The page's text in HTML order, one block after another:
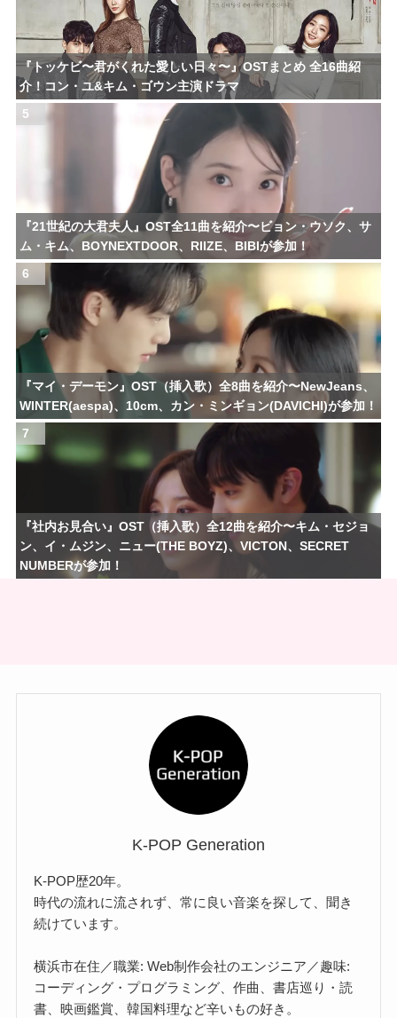
『トッケビ〜君がくれた愛しい日々〜』OSTまとめ 全16曲紹
介！コン・ユ&キム・ゴウン主演ドラマ
5
『21世紀の大君夫人』OST全11曲を紹介〜ビョン・ウソク、サ
ム・キム、BOYNEXTDOOR、RIIZE、BIBIが参加！
6
『マイ・デーモン』OST（挿入歌）全8曲を紹介〜NewJeans、
WINTER(aespa)、10cm、カン・ミンギョン(DAVICHI)が参加！
7
『社内お見合い』OST（挿入歌）全12曲を紹介〜キム・セジョ
ン、イ・ムジン、ニュー(THE BOYZ)、VICTON、SECRET
NUMBERが参加！
K-POP Generation
K-POP歴20年。
時代の流れに流されず、常に良い音楽を探して、聞き
続けています。
横浜市在住／職業: Web制作会社のエンジニア／趣味:
コーディング・プログラミング、作曲、書店巡り・読
書、映画鑑賞、韓国料理など辛いもの好き。